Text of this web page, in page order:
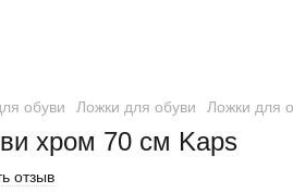
обуви Ложки для обуви Ложки для
хром 70 см Kaps
отзыв